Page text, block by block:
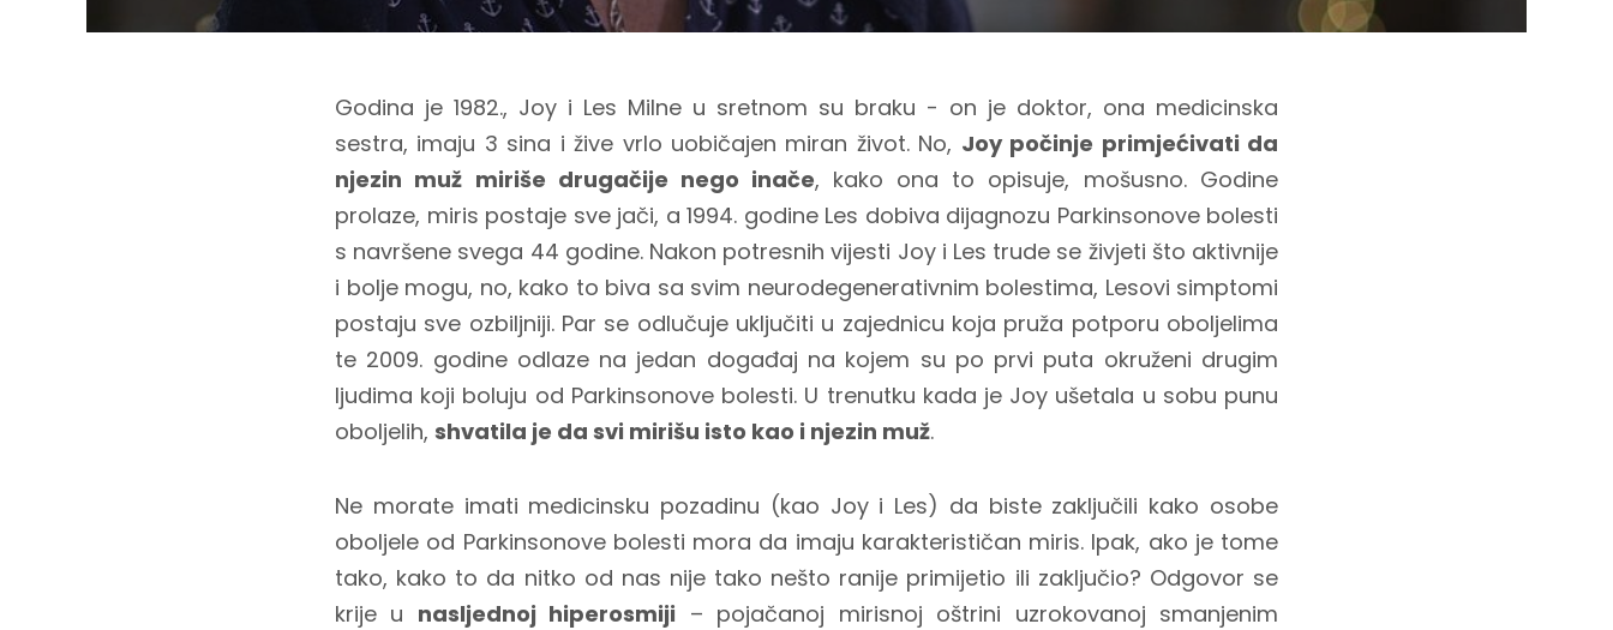
Godina je 1982., Joy i Les Milne u sretnom su braku - on je doktor, ona medicinska
sestra, imaju 3 sina i žive vrlo uobičajen miran život. No, Joy počinje primjećivati da
njezin muž miriše drugačije nego inače, kako ona to opisuje, mošusno. Godine
prolaze, miris postaje sve jači, a 1994. godine Les dobiva dijagnozu Parkinsonove bolesti
s navršene svega 44 godine. Nakon potresnih vijesti Joy i Les trude se živjeti što aktivnije
i bolje mogu, no, kako to biva sa svim neurodegenerativnim bolestima, Lesovi simptomi
postaju sve ozbiljniji. Par se odlučuje uključiti u zajednicu koja pruža potporu oboljelima
te 2009. godine odlaze na jedan događaj na kojem su po prvi puta okruženi drugim
ljudima koji boluju od Parkinsonove bolesti. U trenutku kada je Joy ušetala u sobu punu
oboljelih, shvatila je da svi mirišu isto kao i njezin muž.
Ne morate imati medicinsku pozadinu (kao Joy i Les) da biste zaključili kako osobe
oboljele od Parkinsonove bolesti mora da imaju karakterističan miris. Ipak, ako je tome
tako, kako to da nitko od nas nije tako nešto ranije primijetio ili zaključio? Odgovor se
krije u nasljednoj hiperosmiji – pojačanoj mirisnoj oštrini uzrokovanoj smanjenim